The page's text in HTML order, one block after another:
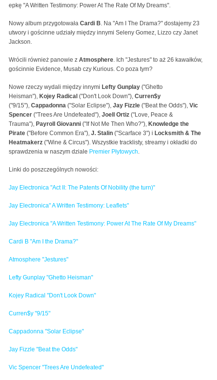
epkę "A Written Testimony: Power At The Rate Of My Dreams".
Nowy album przygotowała Cardi B . Na "Am I The Drama?" dostajemy 23
utwory i gościnne udziały między innymi Seleny Gomez, Lizzo czy Janet
Jackson.
Wrócili również panowie z Atmosphere . Ich "Jestures" to aż 26 kawałków,
gościnnie Evidence, Musab czy Kurious. Co poza tym?
Nowe rzeczy wydali między innymi Lefty Gunplay ("Ghetto
Heisman"), Kojey Radical ("Don't Look Down"), Curren$y
("9/15"), Cappadonna ("Solar Eclipse"), Jay Fizzle ("Beat the Odds"), Vic
Spencer ("Trees Are Undefeated"), Joell Ortiz ("Love, Peace &
Trauma"), Payroll Giovanni ("If Not Me Then Who?"), Knowledge the
Pirate ("Before Common Era"), J. Stalin ("Scarface 3") i Locksmith & The
Heatmakerz ("Wine & Circus"). Wszystkie tracklisty, streamy i okładki do
sprawdzenia w naszym dziale Premier Płytowych
Linki do poszczególnych nowości:
Jay Electronica "Act II: The Patents Of Nobility (the turn)"
Jay Electronica" A Written Testimony: Leaflets"
Jay Electronica "A Written Testimony: Power At The Rate Of My Dreams"
Cardi B "Am I the Drama?"
Atmosphere "Jestures"
Lefty Gunplay "Ghetto Heisman"
Kojey Radical "Don't Look Down"
Curren$y "9/15"
Cappadonna "Solar Eclipse"
Jay Fizzle "Beat the Odds"
Vic Spencer "Trees Are Undefeated"